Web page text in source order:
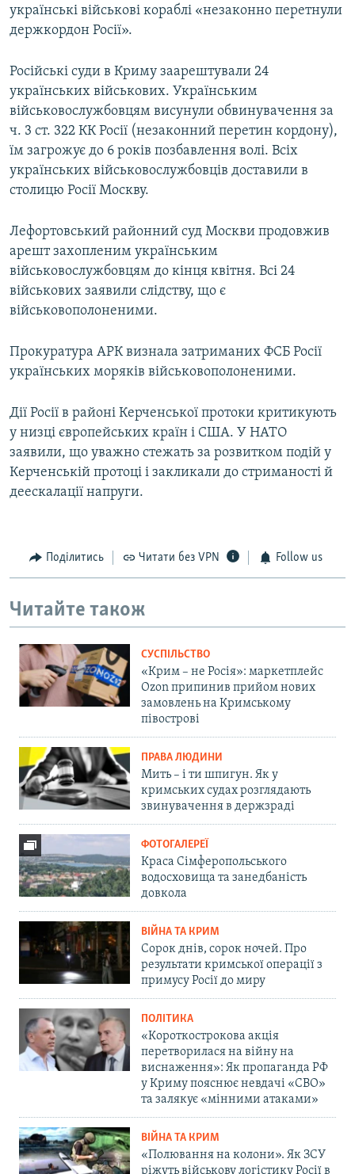
українські військові кораблі «незаконно перетнули
держкордон Росії».
Російські суди в Криму заарештували 24
українських військових. Українським
військовослужбовцям висунули обвинувачення за
ч. 3 ст. 322 КК Росії (незаконний перетин кордону),
їм загрожує до 6 років позбавлення волі. Всіх
українських військовослужбовців доставили в
столицю Росії Москву.
Лефортовський районний суд Москви продовжив
арешт захопленим українським
військовослужбовцям до кінця квітня. Всі 24
військових заявили слідству, що є
військовополоненими.
Прокуратура АРК визнала затриманих ФСБ Росії
українських моряків військовополоненими.
Дії Росії в районі Керченської протоки критикують
у низці європейських країн і США. У НАТО
заявили, що уважно стежать за розвитком подій у
Керченській протоці і закликали до стриманості й
деескалації напруги.
Поділитись Читати без VPN Follow us
Читайте також
СУСПІЛЬСТВО
«Крим – не Росія»: маркетплейс
Ozon припинив прийом нових
замовлень на Кримському
півострові
ПРАВА ЛЮДИНИ
Мить – і ти шпигун. Як у
кримських судах розглядають
звинувачення в держзраді
ФОТОГАЛЕРЕЇ
Краса Сімферопольського
водосховища та занедбаність
довкола
ВІЙНА ТА КРИМ
Сорок днів, сорок ночей. Про
результати кримської операції з
примусу Росії до миру
ПОЛІТИКА
«Короткострокова акція
перетворилася на війну на
виснаження»: Як пропаганда РФ
у Криму пояснює невдачі «СВО»
та залякує «мінними атаками»
ВІЙНА ТА КРИМ
«Полювання на колони». Як ЗСУ
ріжуть військову логістику Росії в